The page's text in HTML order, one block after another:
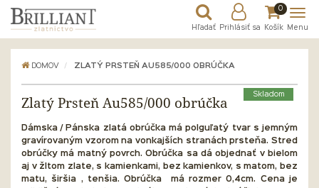
Hľadať Prihlásiť sa
0
Košík Menu
DOMOV ZLATÝ PRSTEŇ AU585/000 OBRÚČKA
Skladom
Zlatý Prsteň Au585/000 obrúčka
Dámska / Pánska zlatá obrúčka má polguľatý tvar s jemným
gravírovaným vzorom na vonkajších stranách prsteňa. Stred
obrúčky má matný povrch. Obrúčka sa dá objednať v bielom
aj v žltom zlate, s kamienkami, bez kamienkov, s matom, bez
matu, širšia , tenšia. Obrúčka má rozmer 0,4cm. Cena je